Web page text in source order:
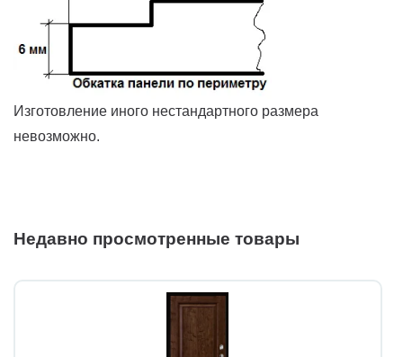
Изготовление иного нестандартного размера
невозможно.
Недавно просмотренные товары